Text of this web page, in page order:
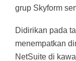
grup Skyform
Didirikan pada
menempatkan
NetSuite di